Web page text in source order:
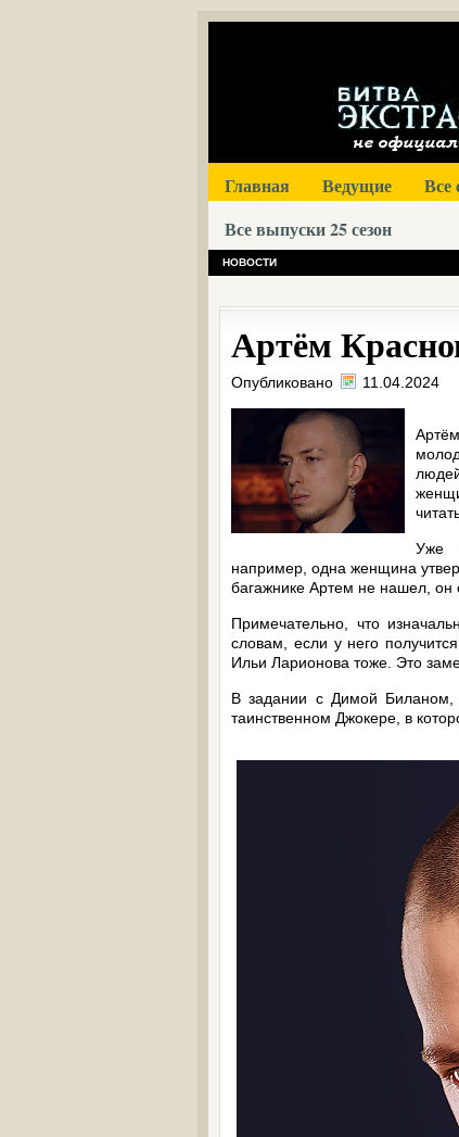
Главная Ведущие Все
Все выпуски 25 сезон
НОВОСТИ
Артём
Опубликовано 11.04.2024
Уже
например, одна женщина
багажнике Артем не нашел, он
Примечательно, что
словам, если у него
Ильи Ларионова тоже. Это
В задании с Димой Биланом,
таинственном Джокере, в